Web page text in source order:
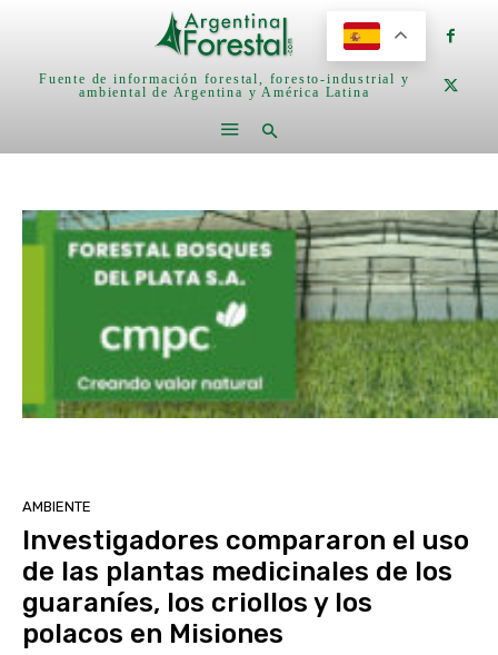
Fuente de información forestal, foresto-industrial y
ambiental de Argentina y América Latina
AMBIENTE
Investigadores compararon el uso
de las plantas medicinales de los
guaraníes, los criollos y los
polacos en Misiones